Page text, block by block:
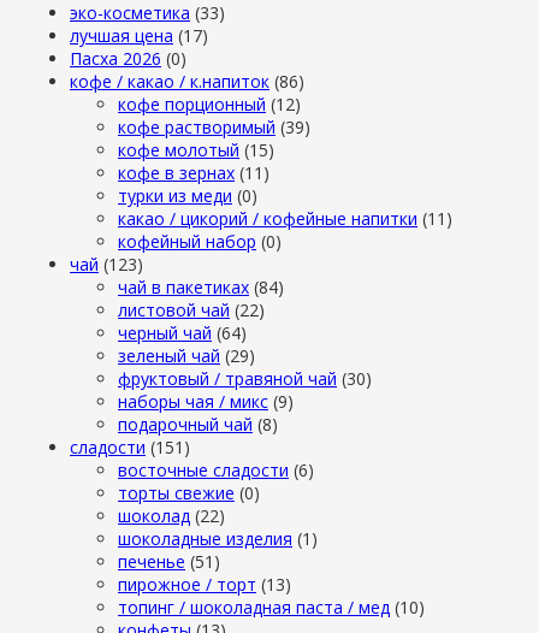
эко-косметика (33)
лучшая цена (17)
Пасха 2026 (0)
кофе / какао / к.напиток (86)
кофе порционный (12)
кофе растворимый (39)
кофе молотый (15)
кофе в зернах (11)
турки из меди (0)
какао / цикорий / кофейные напитки (11)
кофейный набор (0)
чай (123)
чай в пакетиках (84)
листовой чай (22)
черный чай (64)
зеленый чай (29)
фруктовый / травяной чай (30)
наборы чая / микс (9)
подарочный чай (8)
сладости (151)
восточные сладости (6)
торты свежие (0)
шоколад (22)
шоколадные изделия (1)
печенье (51)
пирожное / торт (13)
топинг / шоколадная паста / мед (10)